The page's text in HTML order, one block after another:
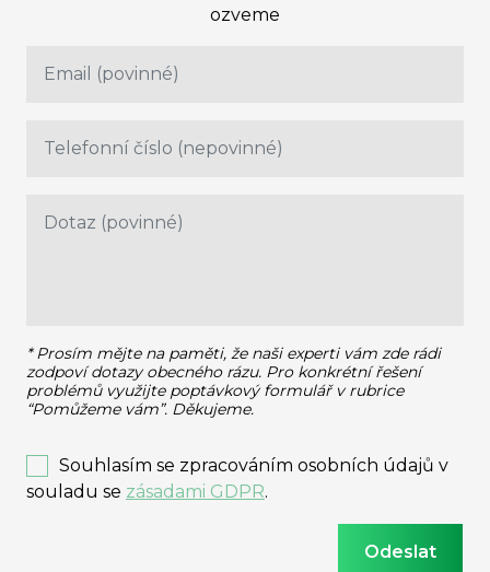
ozveme
* Prosím mějte na paměti, že naši experti vám zde rádi
zodpoví dotazy obecného rázu. Pro konkrétní řešení
problémů využijte poptávkový formulář v rubrice
“Pomůžeme vám”. Děkujeme.
Souhlasím se zpracováním osobních údajů v
souladu se zásadami GDPR.